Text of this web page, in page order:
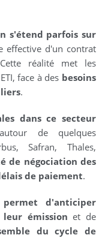
s'étend parfois sur
effective d'un contrat
réalité met les
face à des besoins
.
dans ce secteur
de quelques
Safran, Thales,
de négociation des
de paiement.
permet d'anticiper
émission et de
du cycle de